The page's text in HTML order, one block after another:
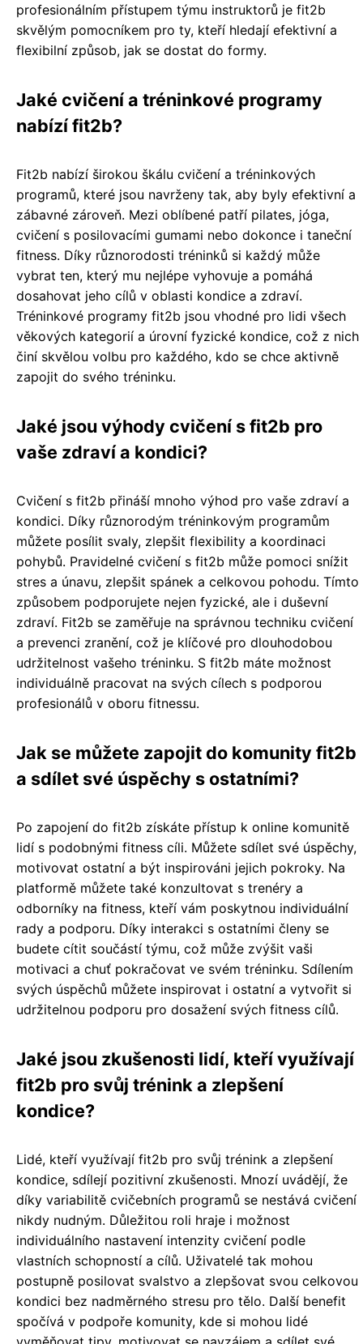
profesionálním přístupem týmu instruktorů je fit2b
skvělým pomocníkem pro ty, kteří hledají efektivní a
flexibilní způsob, jak se dostat do formy.
Jaké cvičení a tréninkové programy
nabízí fit2b?
Fit2b nabízí širokou škálu cvičení a tréninkových
programů, které jsou navrženy tak, aby byly efektivní a
zábavné zároveň. Mezi oblíbené patří pilates, jóga,
cvičení s posilovacími gumami nebo dokonce i taneční
fitness. Díky různorodosti tréninků si každý může
vybrat ten, který mu nejlépe vyhovuje a pomáhá
dosahovat jeho cílů v oblasti kondice a zdraví.
Tréninkové programy fit2b jsou vhodné pro lidi všech
věkových kategorií a úrovní fyzické kondice, což z nich
činí skvělou volbu pro každého, kdo se chce aktivně
zapojit do svého tréninku.
Jaké jsou výhody cvičení s fit2b pro
vaše zdraví a kondici?
Cvičení s fit2b přináší mnoho výhod pro vaše zdraví a
kondici. Díky různorodým tréninkovým programům
můžete posílit svaly, zlepšit flexibility a koordinaci
pohybů. Pravidelné cvičení s fit2b může pomoci snížit
stres a únavu, zlepšit spánek a celkovou pohodu. Tímto
způsobem podporujete nejen fyzické, ale i duševní
zdraví. Fit2b se zaměřuje na správnou techniku cvičení
a prevenci zranění, což je klíčové pro dlouhodobou
udržitelnost vašeho tréninku. S fit2b máte možnost
individuálně pracovat na svých cílech s podporou
profesionálů v oboru fitnessu.
Jak se můžete zapojit do komunity fit2b
a sdílet své úspěchy s ostatními?
Po zapojení do fit2b získáte přístup k online komunitě
lidí s podobnými fitness cíli. Můžete sdílet své úspěchy,
motivovat ostatní a být inspirováni jejich pokroky. Na
platformě můžete také konzultovat s trenéry a
odborníky na fitness, kteří vám poskytnou individuální
rady a podporu. Díky interakci s ostatními členy se
budete cítit součástí týmu, což může zvýšit vaši
motivaci a chuť pokračovat ve svém tréninku. Sdílením
svých úspěchů můžete inspirovat i ostatní a vytvořit si
udržitelnou podporu pro dosažení svých fitness cílů.
Jaké jsou zkušenosti lidí, kteří využívají
fit2b pro svůj trénink a zlepšení
kondice?
Lidé, kteří využívají fit2b pro svůj trénink a zlepšení
kondice, sdílejí pozitivní zkušenosti. Mnozí uvádějí, že
díky variabilitě cvičebních programů se nestává cvičení
nikdy nudným. Důležitou roli hraje i možnost
individuálního nastavení intenzity cvičení podle
vlastních schopností a cílů. Uživatelé tak mohou
postupně posilovat svalstvo a zlepšovat svou celkovou
kondici bez nadměrného stresu pro tělo. Další benefit
spočívá v podpoře komunity, kde si mohou lidé